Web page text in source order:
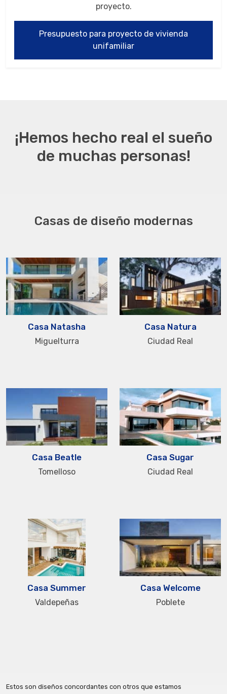
proyecto.
Presupuesto para proyecto de vivienda
unifamiliar
¡Hemos hecho real el sueño
de muchas personas!
Casas de diseño modernas
Casa Natasha
Miguelturra
Casa Natura
Ciudad Real
Casa Beatle
Tomelloso
Casa Sugar
Ciudad Real
Casa Summer
Valdepeñas
Casa Welcome
Poblete
Estos son diseños concordantes con otros que estamos